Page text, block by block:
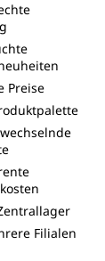
Preise
Filialen